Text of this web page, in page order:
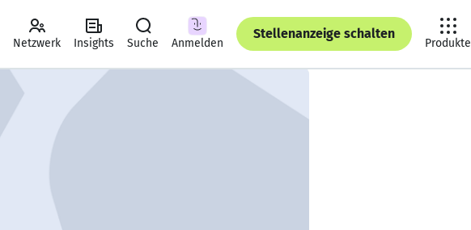
Netzwerk Insights Suche Anmelden
Stellenanzeige schalten
Produkte